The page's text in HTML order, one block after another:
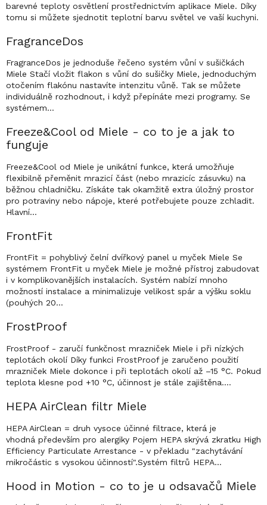
barevné teploty osvětlení prostřednictvím aplikace Miele. Díky
tomu si můžete sjednotit teplotní barvu světel ve vaší kuchyni.
FragranceDos
FragranceDos je jednoduše řečeno systém vůní v sušičkách
Miele Stačí vložit flakon s vůní do sušičky Miele, jednoduchým
otočením flakónu nastavíte intenzitu vůně. Tak se můžete
individuálně rozhodnout, i když přepínáte mezi programy. Se
systémem…
Freeze&Cool od Miele - co to je a jak to
funguje
Freeze&Cool od Miele je unikátní funkce, která umožňuje
flexibilně přeměnit mrazicí část (nebo mrazicíc zásuvku) na
běžnou chladničku. Získáte tak okamžitě extra úložný prostor
pro potraviny nebo nápoje, které potřebujete pouze zchladit.
Hlavní…
FrontFit
FrontFit = pohyblivý čelní dvířkový panel u myček Miele Se
systémem FrontFit u myček Miele je možné přístroj zabudovat
i v komplikovanějších instalacích. Systém nabízí mnoho
možností instalace a minimalizuje velikost spár a výšku soklu
(pouhých 20…
FrostProof
FrostProof - zaručí funkčnost mrazniček Miele i při nízkých
teplotách okolí Díky funkci FrostProof je zaručeno použití
mrazniček Miele dokonce i při teplotách okolí až –15 °C. Pokud
teplota klesne pod +10 °C, účinnost je stále zajištěna.…
HEPA AirClean filtr Miele
HEPA AirClean = druh vysoce účinné filtrace, která je
vhodná především pro alergiky Pojem HEPA skrývá zkratku High
Efficiency Particulate Arrestance - v překladu "zachytávání
mikročástic s vysokou účinností".Systém filtrů HEPA…
Hood in Motion - co to je u odsavačů Miele